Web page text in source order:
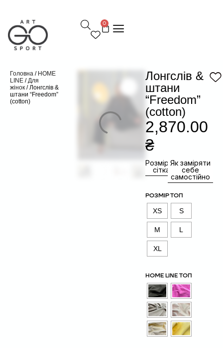
р
е
й
д
о
в
м
0
Головна / HOME
LINE / Для
жінок / Лонгслів &
штани “Freedom”
(cotton)
Лонгслів &
штани
“Freedom”
(cotton)
2,870.00
₴
Розмірна
сітка
Як заміряти
себе
самостійно
РОЗМІР ТОП
XS S
M L
XL
HOME LINE ТОП